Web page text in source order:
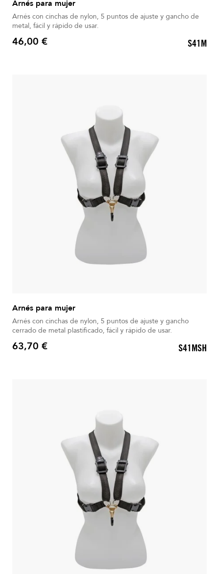
Arnés para mujer
Arnés con cinchas de nylon, 5 puntos de ajuste y gancho de
metal, fácil y rápido de usar.
Precio
46,00 € S41M
Arnés para mujer
Arnés con cinchas de nylon, 5 puntos de ajuste y gancho
cerrado de metal plastificado, fácil y rápido de usar.
Precio
63,70 € S41MSH